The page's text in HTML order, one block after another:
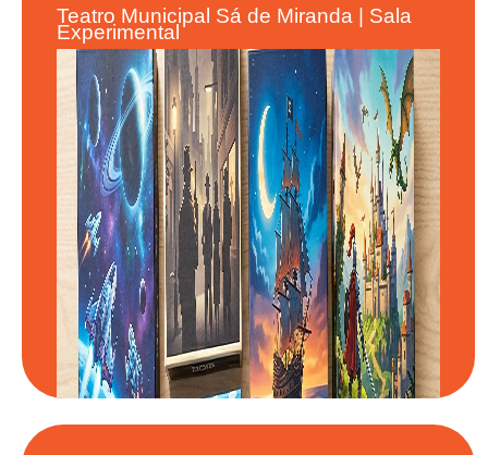
Teatro Municipal Sá de Miranda | Sala
Experimental